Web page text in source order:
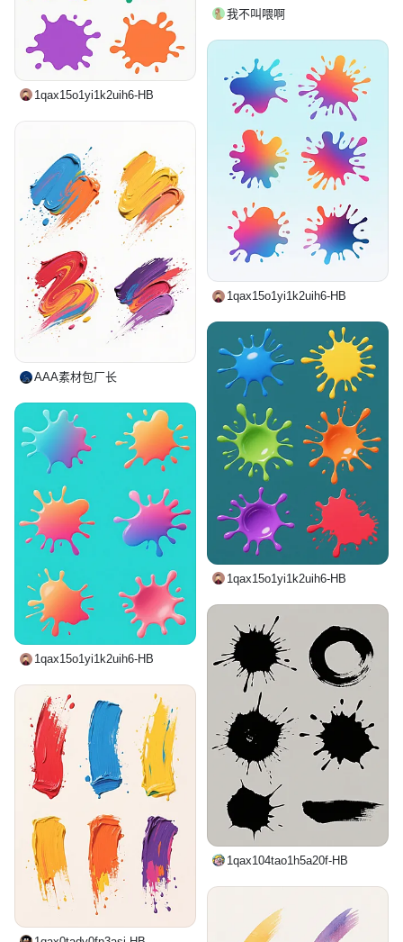
我不叫喂啊
1qax15o1yi1k2uih6-HB
1qax15o1yi1k2uih6-HB
AAA素材包厂长
1qax15o1yi1k2uih6-HB
1qax15o1yi1k2uih6-HB
1qax104tao1h5a20f-HB